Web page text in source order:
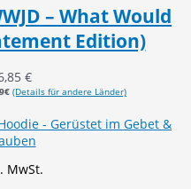
– What Would
Edition)
€
(Details für andere Länder)
MwSt.